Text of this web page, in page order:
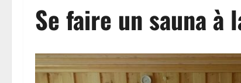
Se faire un sauna à